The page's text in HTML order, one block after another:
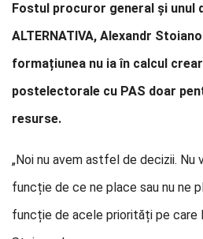
Fostul procuror general și unul
ALTERNATIVA, Alexandr
formațiunea nu ia în calcul
postelectorale cu PAS doar
resurse.
„Noi nu avem astfel de decizii. Nu
funcție de ce ne place sau nu ne
funcție de acele priorități pe care